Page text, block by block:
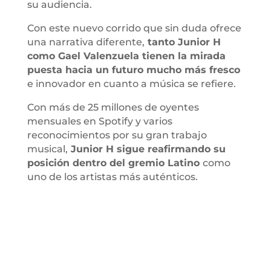
su audiencia.
Con este nuevo corrido que sin duda ofrece
una narrativa diferente, tanto Junior H
como Gael Valenzuela tienen la mirada
puesta hacia un futuro mucho más fresco
e innovador en cuanto a música se refiere.
Con más de 25 millones de oyentes
mensuales en Spotify y varios
reconocimientos por su gran trabajo
musical, Junior H sigue reafirmando su
posición dentro del gremio Latino como
uno de los artistas más auténticos.